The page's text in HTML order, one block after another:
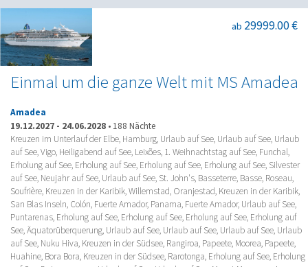
Einmal um die ganze Welt mit MS Amadea
ab 29999.00 €
Amadea
19.12.2027 - 24.06.2028 • 188 Nächte
Kreuzen im Unterlauf der Elbe, Hamburg, Urlaub auf See, Urlaub auf See, Urlaub
auf See, Vigo, Heiligabend auf See, Leixões, 1. Weihnachtstag auf See, Funchal,
Erholung auf See, Erholung auf See, Erholung auf See, Erholung auf See, Silvester
auf See, Neujahr auf See, Urlaub auf See, St. John's, Basseterre, Basse, Roseau,
Soufrière, Kreuzen in der Karibik, Willemstad, Oranjestad, Kreuzen in der Karibik,
San Blas Inseln, Colón, Fuerte Amador, Panama, Fuerte Amador, Urlaub auf See,
Puntarenas, Erholung auf See, Erholung auf See, Erholung auf See, Erholung auf
See, Äquatorüberquerung, Urlaub auf See, Urlaub auf See, Urlaub auf See, Urlaub
auf See, Nuku Hiva, Kreuzen in der Südsee, Rangiroa, Papeete, Moorea, Papeete,
Huahine, Bora Bora, Kreuzen in der Südsee, Rarotonga, Erholung auf See, Erholung